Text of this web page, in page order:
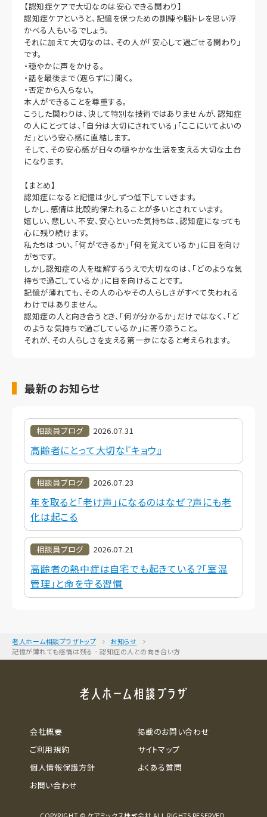
【認知症ケアで大切なのは安心できる関わり】
認知症ケアというと、記憶を保つための訓練や脳トレを思い浮
かべる人もいるでしょう。
それに加えて大切なのは、その人が「安心して過ごせる関わり」
です。
・穏やかに声をかける。
・話を最後まで（遮らずに）聞く。
・否定から入らない。
本人ができることを尊重する。
こうした関わりは、決して特別な技術ではありませんが、認知症
の人にとっては、「自分は大切にされている」「ここにいてよいの
だ」という安心感に直結します。
そして、その安心感が日々の穏やかな生活を支える大切な土台
になります。
【まとめ】
認知症になると記憶は少しずつ低下していきます。
しかし、感情は比較的保たれることが多いとされています。
嬉しい、悲しい、不安、安心といった気持ちは、認知症になっても
心に残り続けます。
私たちはつい、「何ができるか」「何を覚えているか」に目を向け
がちです。
しかし認知症の人を理解するうえで大切なのは、「どのような気
持ちで過ごしているか」に目を向けることです。
記憶が薄れても、その人の心やその人らしさがすべて失われる
わけではありません。
認知症の人と向き合うとき、「何が分かるか」だけではなく、「ど
のような気持ちで過ごしているか」に寄り添うこと。
それが、その人らしさを支える第一歩になると考えられます。
最新のお知らせ
2026.07.31
相談員ブログ
高齢者にとって大切な『キョウ』
2026.07.23
相談員ブログ
年を取ると「老け声」になるのはなぜ？声にも老
化は起こる
2026.07.21
相談員ブログ
高齢者の熱中症は自宅でも起きている？「室温
管理」と命を守る習慣
老人ホーム相談プラザトップ
お知らせ
記憶が薄れても感情は残る‐認知症の人との向き合い方
会社概要
ご利用規約
個人情報保護方針
お問い合わせ
掲載のお問い合わせ
サイトマップ
よくある質問